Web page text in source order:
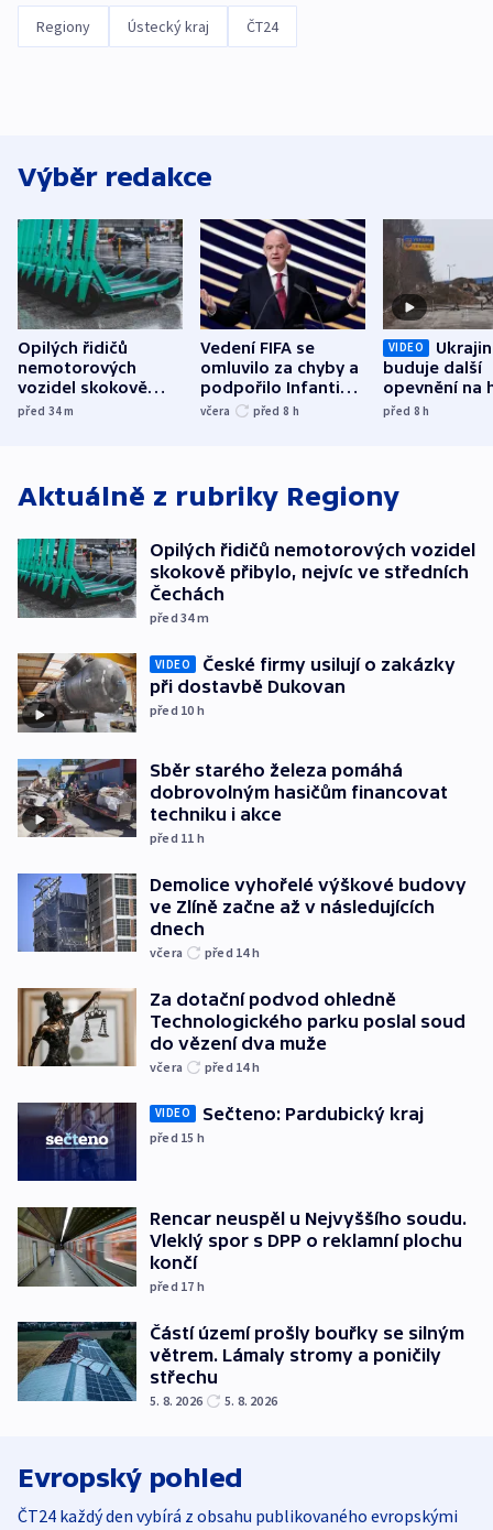
Regiony Ústecký kraj ČT24
Výběr redakce
Opilých řidičů
nemotorových
vozidel skokově
přibylo, nejvíc ve
před 34m
Vedení FIFA se
omluvilo za chyby a
podpořilo Infantina.
UEFA trvá na
včera před 8 h
VIDEO
buduje další
opevnění na
s Běloruskem
před 8h
Aktuálně z rubriky Regiony
Opilých řidičů nemotorových vozidel
skokově přibylo, nejvíc ve středních
Čechách
před 34m
VIDEO
České firmy usilují o zakázky
při dostavbě Dukovan
před 10 h
Sběr starého železa pomáhá
dobrovolným hasičům financovat
techniku i akce
před 11 h
Demolice vyhořelé výškové budovy
ve Zlíně začne až v následujících
dnech
včera před 14h
Za dotační podvod ohledně
Technologického parku poslal soud
do vězení dva muže
včera před 14h
VIDEO Sečteno: Pardubický kraj
před 15 h
Rencar neuspěl u Nejvyššího soudu.
Vleklý spor s DPP o reklamní plochu
končí
před 17 h
Částí území prošly bouřky se silným
větrem. Lámaly stromy a poničily
střechu
5. 8. 2026 5. 8. 2026
Evropský pohled
ČT24 každý den vybírá z obsahu publikovaného evropskými